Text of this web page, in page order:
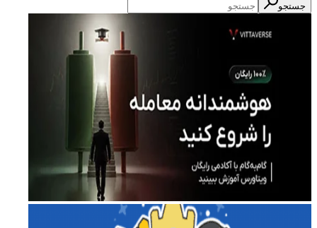
جستجو